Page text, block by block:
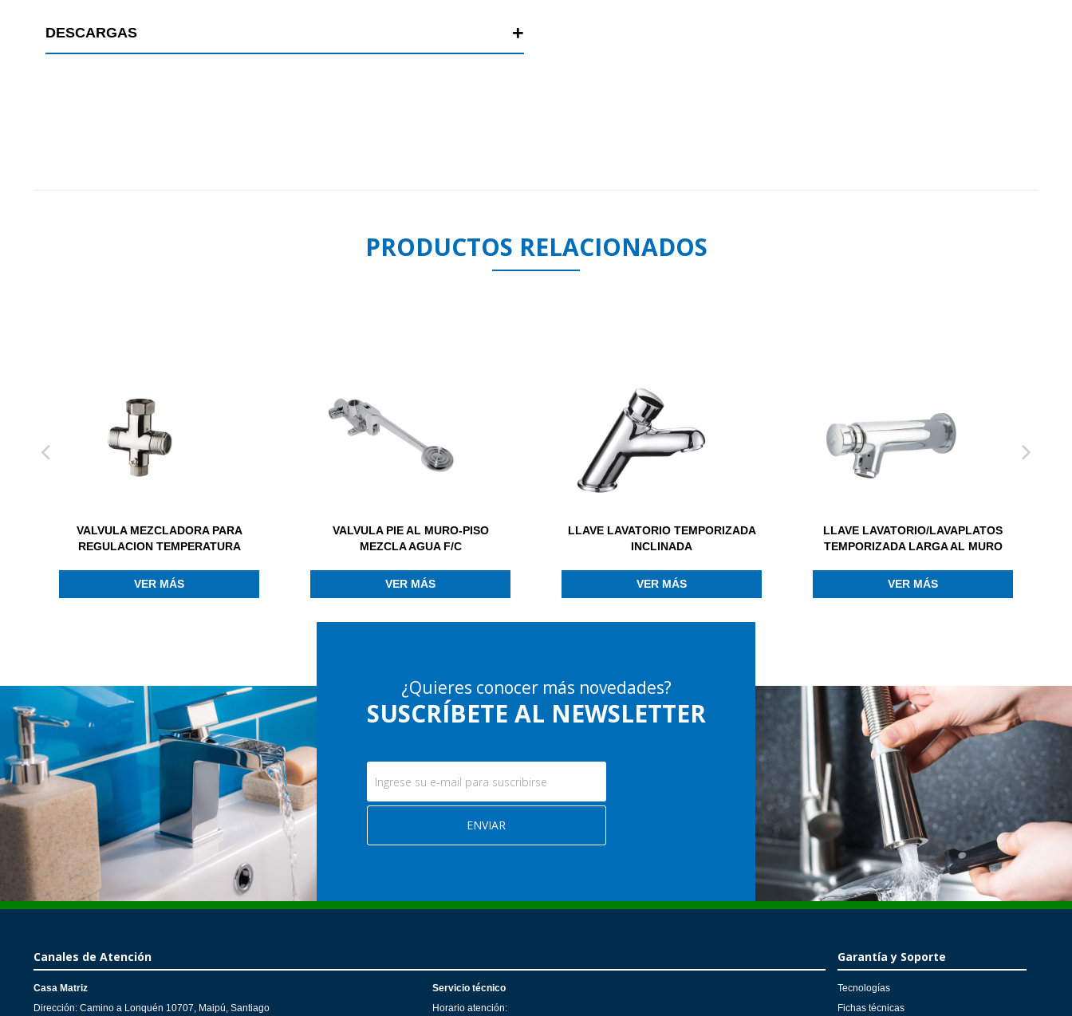
DESCARGAS
PRODUCTOS RELACIONADOS
VALVULA MEZCLADORA PARA
REGULACION TEMPERATURA
VER MÁS
VALVULA PIE AL MURO-PISO
MEZCLA AGUA F/C
VER MÁS
LLAVE LAVATORIO TEMPORIZADA
INCLINADA
VER MÁS
LLAVE LAVATORIO/LAVAPLATOS
TEMPORIZADA LARGA AL MURO
VER MÁS
¿Quieres conocer más novedades?
SUSCRÍBETE AL NEWSLETTER
Canales de Atención
Casa Matriz
Dirección: Camino a Lonquén 10707, Maipú, Santiago
Servicio técnico
Horario atención:
Garantía y Soporte
Tecnologías
Fichas técnicas